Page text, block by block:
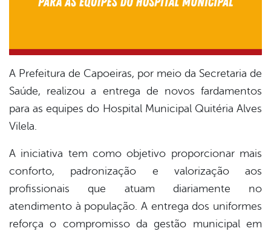
A Prefeitura de Capoeiras, por meio da Secretaria de
Saúde, realizou a entrega de novos fardamentos
para as equipes do Hospital Municipal Quitéria Alves
Vilela.
A iniciativa tem como objetivo proporcionar mais
conforto, padronização e valorização aos
profissionais que atuam diariamente no
atendimento à população. A entrega dos uniformes
reforça o compromisso da gestão municipal em